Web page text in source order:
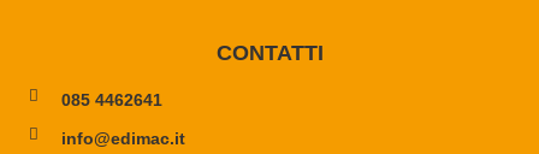
CONTATTI
085 4462641
info@edimac.it